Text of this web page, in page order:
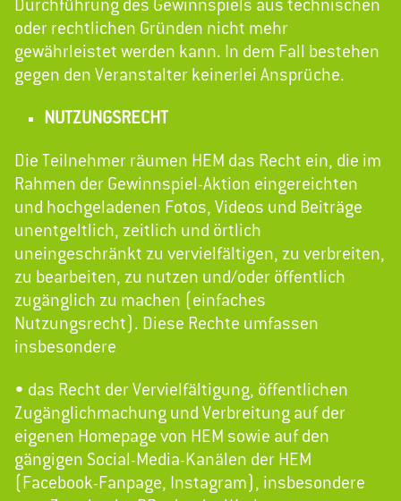
Durchführung des Gewinnspiels aus technischen
oder rechtlichen Gründen nicht mehr
gewährleistet werden kann. In dem Fall bestehen
gegen den Veranstalter keinerlei Ansprüche.
NUTZUNGSRECHT
Die Teilnehmer räumen HEM das Recht ein, die im
Rahmen der Gewinnspiel-Aktion eingereichten
und hochgeladenen Fotos, Videos und Beiträge
unentgeltlich, zeitlich und örtlich
uneingeschränkt zu vervielfältigen, zu verbreiten,
zu bearbeiten, zu nutzen und/oder öffentlich
zugänglich zu machen (einfaches
Nutzungsrecht). Diese Rechte umfassen
insbesondere
• das Recht der Vervielfältigung, öffentlichen
Zugänglichmachung und Verbreitung auf der
eigenen Homepage von HEM sowie auf den
gängigen Social-Media-Kanälen der HEM
(Facebook-Fanpage, Instagram), insbesondere